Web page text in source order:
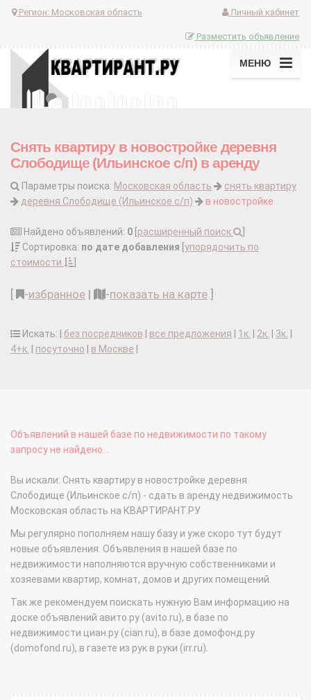
Регион: Московская область Личный кабинет
Разместить объявление
МЕНЮ
Снять квартиру в новостройке деревня
Слободище (Ильинское с/п) в аренду
Параметры поиска: Московская область
снять квартиру
деревня Слободище (Ильинское с/п)
в новостройке
Найдено объявлений: 0 расширенный поиск
Сортировка: по дате добавления упорядочить по
стоимости
-избранное | -показать на карте
Искать: | без посредников все предложения 1к. 2к. 3к.
4+к.
посуточно в Москве
Объявлений в нашей базе по недвижимости по такому
запросу не найдено...
Вы искали: Снять квартиру в новостройке деревня
Слободище (Ильинское с/п) - сдать в аренду недвижимость
Московская область на КВАРТИРАНТ.РУ
Мы регулярно пополняем нашу базу и уже скоро тут будут
новые объявления. Объявления в нашей базе по
недвижимости наполняются вручную собственниками и
хозяевами квартир, комнат, домов и других помещений.
Так же рекомендуем поискать нужную Вам информацию на
доске объявлений авито.ру (avito.ru), в базе по
недвижимости циан.ру (cian.ru), в базе домофонд.ру
(domofond.ru), в газете из рук в руки (irr.ru).